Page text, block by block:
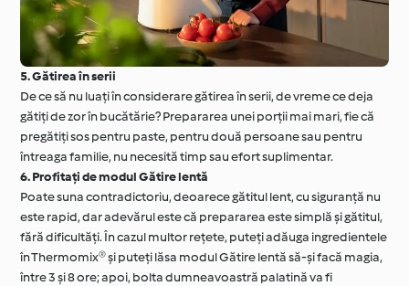
5. Gătirea în serii
De ce să nu luați în considerare gătirea în serii, de vreme ce deja
gătiți de zor în bucătărie? Prepararea unei porții mai mari, fie că
pregătiți sos pentru paste, pentru două persoane sau pentru
întreaga familie, nu necesită timp sau efort suplimentar.
6. Profitați de modul Gătire lentă
Poate suna contradictoriu, deoarece gătitul lent, cu siguranță nu
este rapid, dar adevărul este că prepararea este simplă și gătitul,
fără dificultăți. În cazul multor rețete, puteți adăuga ingredientele
în Thermomix® și puteți lăsa modul Gătire lentă să-și facă magia,
între 3 și 8 ore; apoi, bolta dumneavoastră palatină va fi